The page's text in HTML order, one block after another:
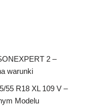
2 –
warunki
55 R18 XL 109 V –
Modelu